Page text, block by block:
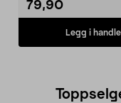
79,90
Legg i